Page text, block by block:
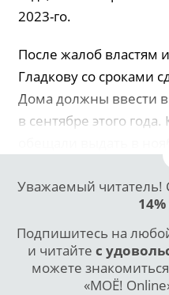
2023-го.
После жалоб властям
Гладкову со сроками
Дома должны ввести
в сентябре этого
Уважаемый читатель!
14%
Подпишитесь на
и читайте с
можете
«МОЁ!